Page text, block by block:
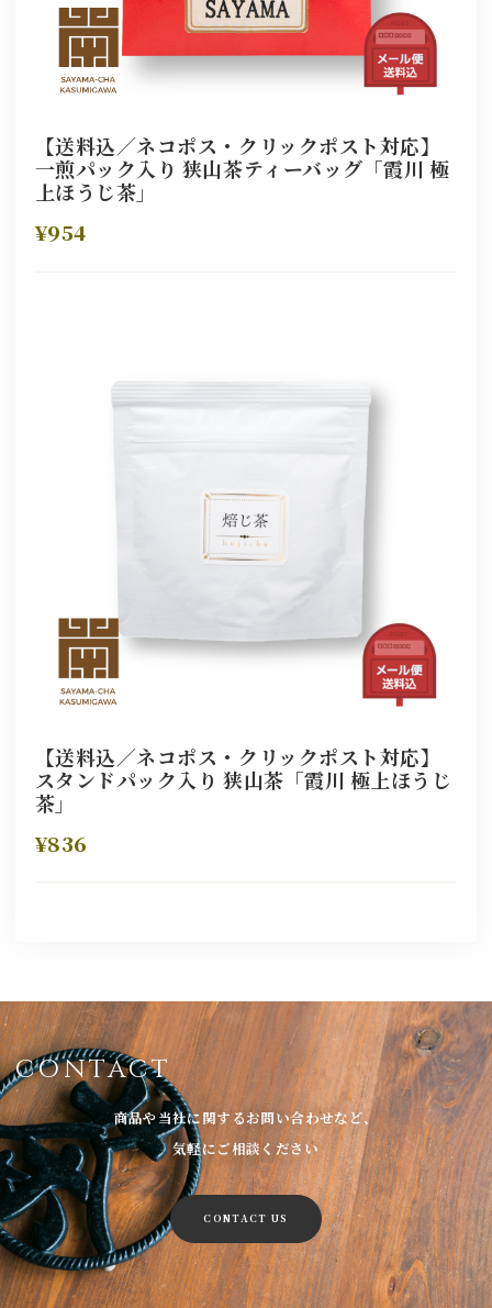
【送料込／ネコポス・クリックポスト対応】
一煎パック入り 狭山茶ティーバッグ「霞川 極
上ほうじ茶」
¥954
【送料込／ネコポス・クリックポスト対応】
スタンドパック入り 狭山茶「霞川 極上ほうじ
茶」
¥836
CONTACT
商品や当社に関するお問い合わせなど、
気軽にご相談ください
CONTACT US